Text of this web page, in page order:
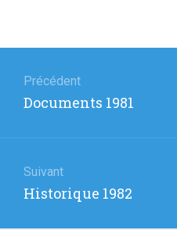
de
l’article
Précédent
Article
Documents 1981
Suivant
Article
Historique 1982